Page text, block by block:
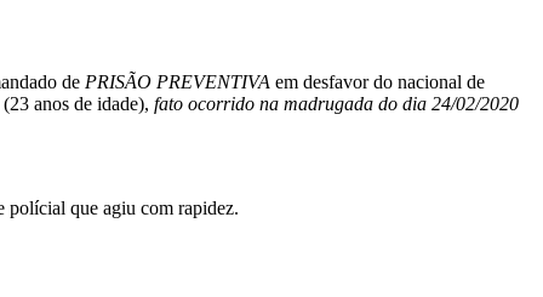
de PRISÃO PREVENTIVA em desfavor do nacional de
anos de idade), fato ocorrido na madrugada do dia 24/02/2020
polícial que agiu com rapidez.